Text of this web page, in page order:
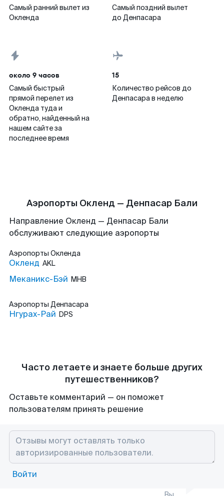
Самый ранний вылет из
Окленда
Самый поздний вылет
до Денпасара
около 9 часов
Самый быстрый
прямой перелет из
Окленда туда и
обратно, найденный на
нашем сайте за
последнее время
15
Количество рейсов до
Денпасара в неделю
Аэропорты Окленд — Денпасар Бали
Направление Окленд — Денпасар Бали
обслуживают следующие аэропорты
Аэропорты Окленда
Окленд AKL
Меканикс-Бэй MHB
Аэропорты Денпасара
Нгурах-Рай DPS
Часто летаете и знаете больше других
путешественников?
Оставьте комментарий — он поможет
пользователям принять решение
Войти